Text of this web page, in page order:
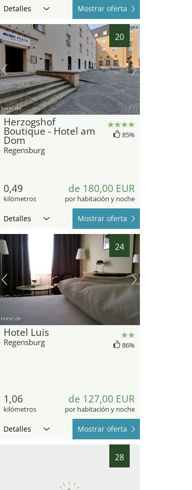
Detalles Mostrar oferta
20
hotel.de
Herzogshof
Boutique - Hotel am
Dom
Regensburg
85%
0,49
kilómetros
de 180,00 EUR
por habitación y noche
Detalles Mostrar oferta
24
hotel.de
Hotel Luis
Regensburg 86%
1,06
kilómetros
de 127,00 EUR
por habitación y noche
Detalles Mostrar oferta
28